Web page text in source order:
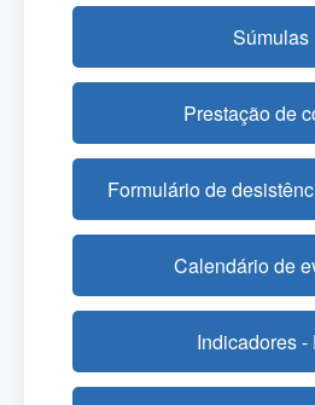
Súmulas
Prestação de
Formulário de
Calendário de
Indicadores -